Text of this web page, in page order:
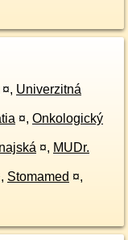
¤, Univerzitná
¤, Onkologický
¤, MUDr.
, Stomamed ¤,